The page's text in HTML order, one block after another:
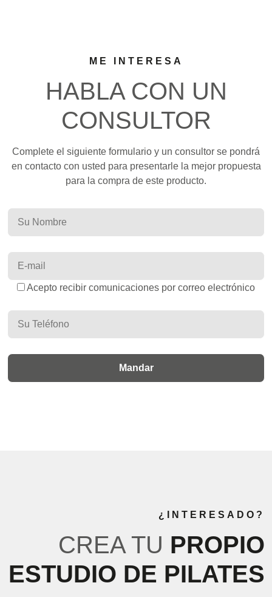
ME INTERESA
HABLA CON UN
CONSULTOR
Complete el siguiente formulario y un consultor se pondrá
en contacto con usted para presentarle la mejor propuesta
para la compra de este producto.
Acepto recibir comunicaciones por correo electrónico
¿INTERESADO?
CREA TU PROPIO
ESTUDIO DE PILATES